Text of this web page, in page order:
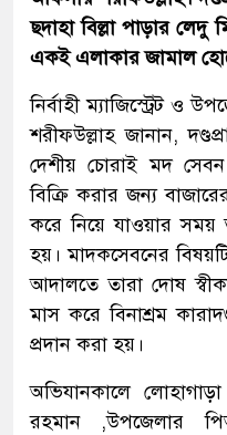
ছদাহা বিল্লা পাড়ার
একই এলাকার জামাল
নির্বাহী ম্যাজিস্ট্রেট ও
শরীফউল্লাহ জানান,
দেশীয় চোরাই মদ সেবন
বিক্রি করার জন্য
করে নিয়ে যাওয়ার সময়
হয়। মাদকসেবনের
আদালতে তারা দোষ
মাস করে বিনাশ্রম
প্রদান করা হয়।
অভিযানকালে
রহমান ,উপজেলার